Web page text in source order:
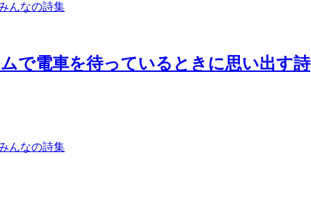
んなの詩集
で電車を待っているときに思い出す詩
んなの詩集